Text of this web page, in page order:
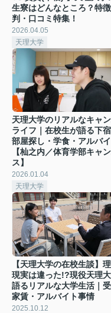
生寮はどんなところ？特
判・口コミ特集！
2026.04.05
天理大学
天理大学のリアルなキャ
ライフ｜在校生が語る下
部屋探し・学食・アルバ
【杣之内／体育学部キャ
ス】
2026.01.04
天理大学
【天理大学の在校生談】
現実は違った!?現役天理
語るリアルな大学生活｜受
家賃・アルバイト事情
2025.10.12